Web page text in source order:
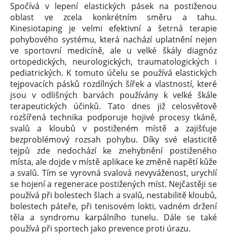
Spočívá v lepení elastických pásek na postiženou
oblast ve zcela konkrétním směru a tahu.
Kinesiotaping je velmi efektivní a šetrná terapie
pohybového systému, která nachází uplatnění nejen
ve sportovní medicíně, ale u velké škály diagnóz
ortopedických, neurologických, traumatologických i
pediatrických. K tomuto účelu se používá elastických
tejpovacích pásků rozdílných šířek a vlastností, které
jsou v odlišných barvách používány k velké škále
terapeutických účinků. Tato dnes již celosvětově
rozšířená technika podporuje hojivé procesy tkáně,
svalů a kloubů v postiženém místě a zajišťuje
bezproblémový rozsah pohybu. Díky své elasticitě
tejpů zde nedochází ke znehybnění postiženého
místa, ale dojde v místě aplikace ke změně napětí kůže
a svalů. Tím se vyrovná svalová nevyváženost, urychlí
se hojení a regenerace postižených míst. Nejčastěji se
používá při bolestech šlach a svalů, nestabilitě kloubů,
bolestech páteře, při tenisovém lokti, vadném držení
těla a syndromu karpálního tunelu. Dále se také
používá při sportech jako prevence proti úrazu.